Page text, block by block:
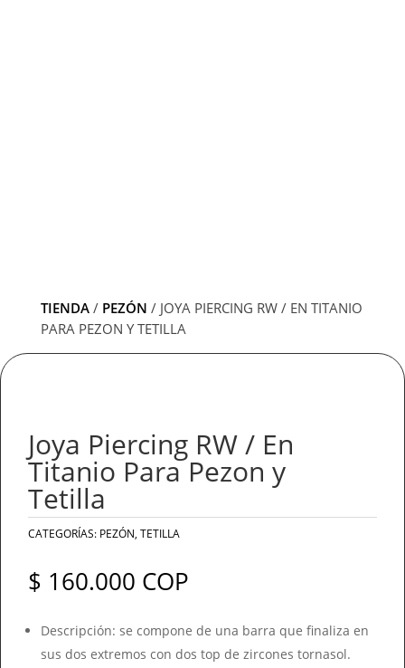
TIENDA/ PEZÓN / JOYA PIERCING RW / EN TITANIO
PARA PEZON Y TETILLA
Joya Piercing RW / En
Titanio Para Pezon y
Tetilla
CATEGORÍAS: PEZÓN, TETILLA
$ 160.000 COP
Descripción: se compone de una barra que finaliza en
sus dos extremos con dos top de zircones tornasol.